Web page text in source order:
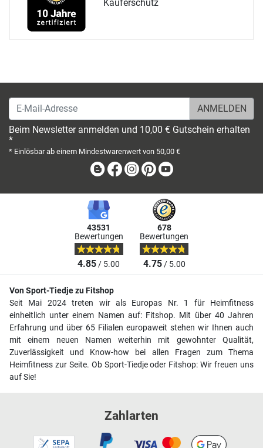
Käuferschutz
E-Mail-Adresse
Beim Newsletter anmelden und 10,00 € Gutschein erhalten
*
* Einlösbar ab einem Mindestwarenwert von 50,00 €
BlogFacebook
Instagram
Pinterest
43531
Bewertungen
4.85/ 5.00
678
Bewertungen
4.75/ 5.00
Von Sport-Tiedje zu Fitshop
Seit Mai 2024 treten wir als Europas Nr. 1 für Heimfitness
einheitlich unter einem Namen auf: Fitshop. Mit über 40 Jahren
Erfahrung und über 65 Filialen europaweit stehen wir Ihnen auch
mit einem neuen Namen weiterhin mit gewohnter Qualität,
Zuverlässigkeit und Know-how bei allen Fragen zum Thema
Heimfitness zur Seite. Ob Sport-Tiedje oder Fitshop: Wir freuen uns
auf Sie!
Zahlarten